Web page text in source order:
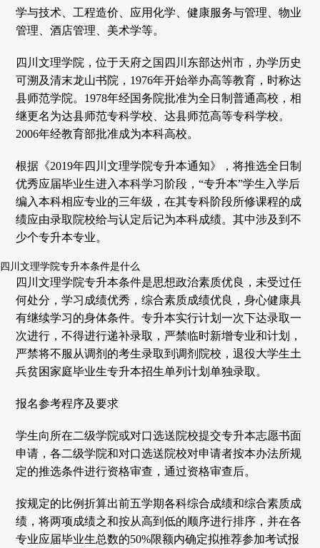
学与技术、工程造价、应用化学、健康服务与管理、物业
管理、酒店管理、美术学等。
四川文理学院，位于天府之国四川东部达州市，办学历史
可溯及清末龙山书院，1976年开始举办高等教育，时称达
县师范学院。1978年经国务院批准为全日制普通高校，相
继更名为达县师范专科学校、达县师范高等专科学校。
2006年经教育部批准成为本科高校。
根据《2019年四川文理学院专升本通知》，将推选全日制
优秀应届毕业生进入本科学习阶段，“专升本”学生入学后
编入本科相应专业的三年级，在其专科阶段所修课程的成
绩应由录取院校给与认定后记为本科成绩。其中涉及到不
少个专升本专业。
四川文理学院专升本条件是什么
四川文理学院专升本条件是思想政治素质优良，未受过任
何处分，学习成绩优秀，综合素质成绩优良，身心健康具
有继续学习的身体条件。专升本实行计划一次下达录取一
次进行，不得进行递补录取，严禁临时新增专业和计划，
严禁将不服从调剂的考生录取到调剂院校，退役大学生土
兵贫困家庭毕业生专升本招生单列计划单独录取。
报名参考程序及要求
学生向所在二级学院或对口选送院校提交专升本志愿书面
申请，各二级学院和对口选送院校对申请者按本办法所规
定的推选条件进行资格审查，通过资格审查后。
按规定的比例折算出前五学期各科综合成绩和综合素质成
绩，将两项成绩之和按从高到低的顺序进行排序，并在各
专业应届毕业生总数的50%限额内确定拟推荐参加考试报